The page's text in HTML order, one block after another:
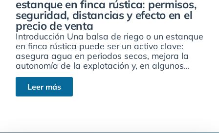
estanque en finca rústica: permisos,
seguridad, distancias y efecto en el
precio de venta
Introducción Una balsa de riego o un estanque
en finca rústica puede ser un activo clave:
asegura agua en periodos secos, mejora la
autonomía de la explotación y, en algunos...
Leer más